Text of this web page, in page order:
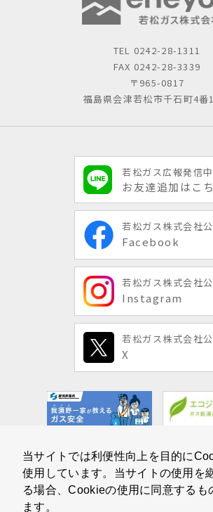
当サイトでは利便性向上を目的に
使用しています。当サイトの使用を
る場合、Cookieの使用に同意するも
ます。
TEL 0242-28-1311
FAX 0242-28-3339
〒965-0817
福島県会津若松市千石町4番
若松ガス広報発信中
お友達追加はこ
若松ガス株式会社
Facebook
若松ガス株式会社
Instagram
若松ガス株式会社
X